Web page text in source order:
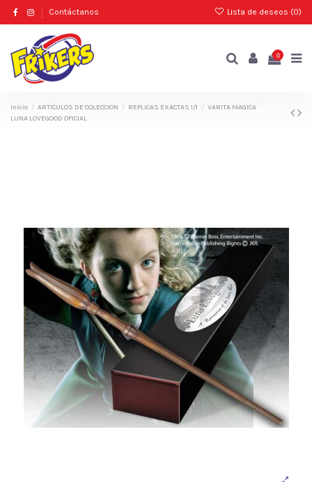
Contáctanos Lista de deseos (0)
0
Inicio ARTICULOS DE COLECCION REPLICAS EXACTAS 1/1
VARITA MAGICA
LUNA LOVEGOOD OFICIAL